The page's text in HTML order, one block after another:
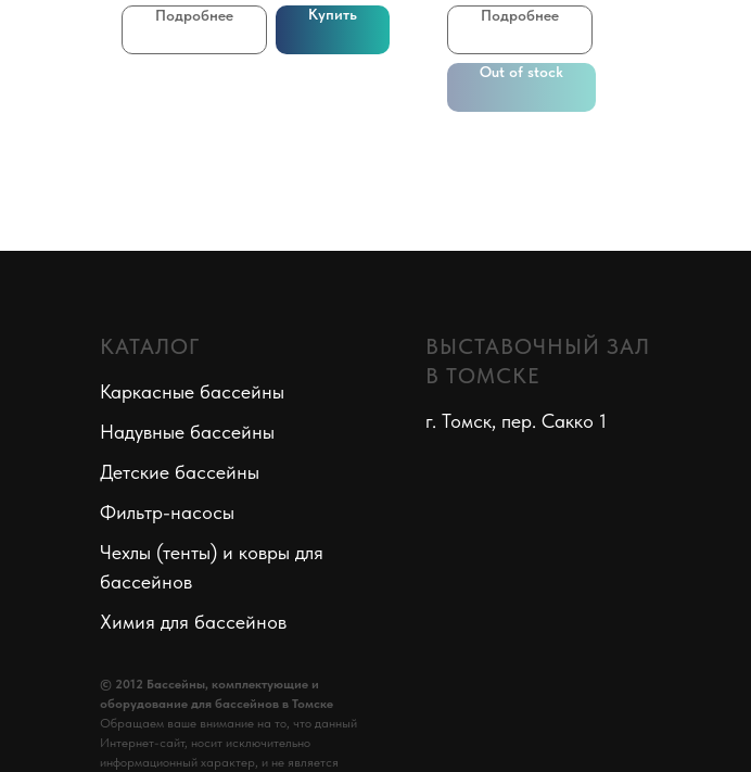
Подробнее Купить Подробнее
Out of stock
КАТАЛОГ
Каркасные бассейны
Надувные бассейны
Детские бассейны
Фильтр-насосы
Чехлы (тенты) и ковры для
бассейнов
Химия для бассейнов
ВЫСТАВОЧНЫЙ ЗАЛ
В ТОМСКЕ
г. Томск, пер. Сакко 1
© 2012 Бассейны, комплектующие и
оборудование для бассейнов в Томске
Обращаем ваше внимание на то, что данный
Интернет-сайт, носит исключительно
информационный характер, и не является